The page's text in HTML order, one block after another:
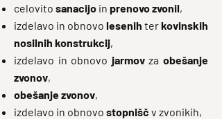
celovito sanacijo in prenovo zvonil,
izdelavo in obnovo lesenih terkovinskih
nosilnih konstrukcij,
izdelavo in obnovo jarmovzaobešanje
zvonov,
obešanje zvonov,
izdelavo in obnovo stopnišč v zvonikih,